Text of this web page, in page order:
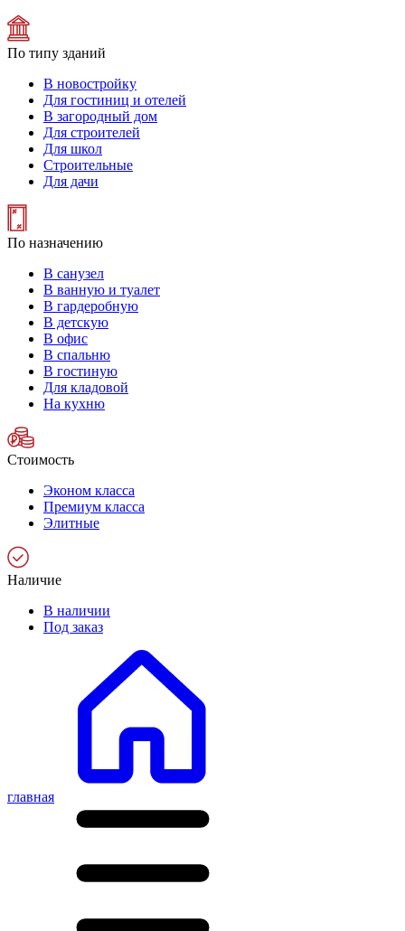
По типу зданий
В новостройку
Для гостиниц и отелей
В загородный дом
Для строителей
Для школ
Строительные
Для дачи
По назначению
В санузел
В ванную и туалет
В гардеробную
В детскую
В офис
В спальню
В гостиную
Для кладовой
На кухню
Стоимость
Эконом класса
Премиум класса
Элитные
Наличие
В наличии
Под заказ
главная